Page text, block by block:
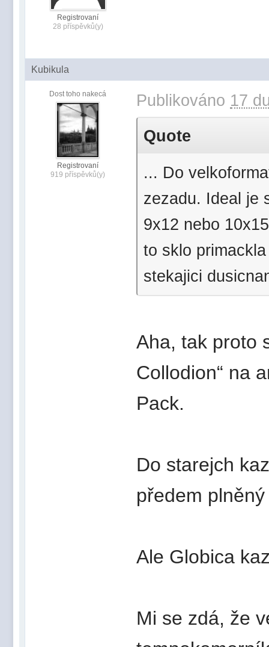
Registrovaní
28 příspěvků(y)
Kubikula
Dost toho nakecá
Registrovaní
919 příspěvků(y)
Publikováno 17
Quote
... Do
zezadu. Ideal je
9x12 nebo
to sklo
stekajici
Aha, tak proto
Collodion“ na
Pack.
Do starejch
předem
Ale Globica
Mi se zdá, že